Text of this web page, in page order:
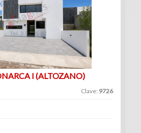
I (ALTOZANO)
Clave: 9726